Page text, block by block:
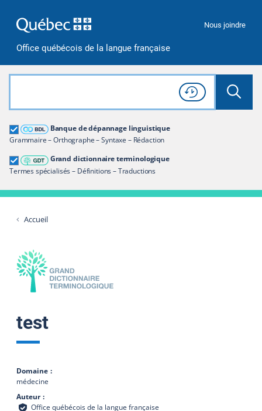
Office québécois de la langue française
Nous joindre
Rechercher dans tout le site
Lancer
Consulter l'
Historique
de recherche
Banque de dépannage linguistique
Grammaire – Orthographe – Syntaxe – Rédaction
Grand dictionnaire terminologique
Termes spécialisés – Définitions – Traductions
Grand dictionnaire terminologique
Restreindre aux termes
Accueil
test
Domaine
médecine
Auteur
Office québécois de la langue française